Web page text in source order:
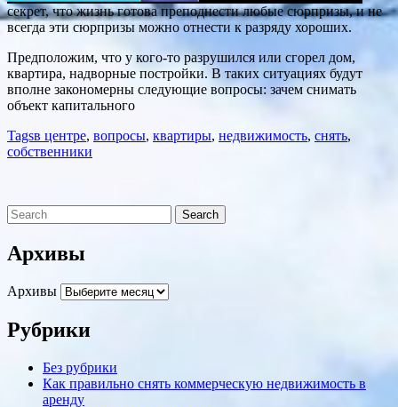
секрет, что жизнь готова преподнести любые сюрпризы, и не
всегда эти сюрпризы можно отнести к разряду хороших.
Предположим, что у кого-то разрушился или сгорел дом,
квартира, надворные постройки. В таких ситуациях будут
вполне закономерны следующие вопросы: зачем снимать
объект капитального
Tagsв центре, вопросы, квартиры, недвижимость, снять,
собственники
Архивы
Архивы
Рубрики
Без рубрики
Как правильно снять коммерческую недвижимость в
аренду